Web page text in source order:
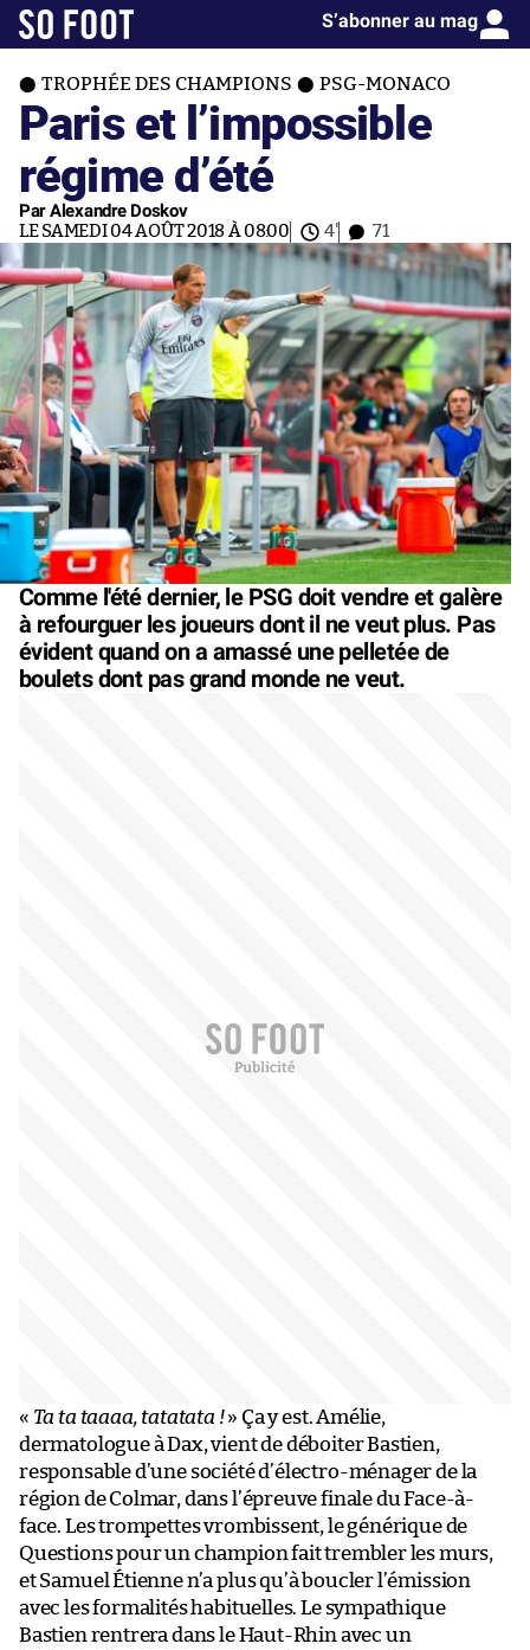
S’abonner au mag
TROPHÉE DES CHAMPIONS PSG-MONACO
Paris et l’impossible
régime d’été
Par Alexandre Doskov
LE SAMEDI 04 AOÛT 2018 À 08:00 4' 71
Comme l'été dernier, le PSG doit vendre et galère
à refourguer les joueurs dont il ne veut plus. Pas
évident quand on a amassé une pelletée de
boulets dont pas grand monde ne veut.
« Ta ta taaaa, tatatata !» Ça y est. Amélie,
dermatologue à Dax, vient de déboiter Bastien,
responsable d’une société d’électro-ménager de la
région de Colmar, dans l’épreuve finale du Face-à-
face. Les trompettes vrombissent, le générique de
Questions pour un champion fait trembler les murs,
et Samuel Étienne n’a plus qu’à boucler l’émission
avec les formalités habituelles. Le sympathique
Bastien rentrera dans le Haut-Rhin avec un